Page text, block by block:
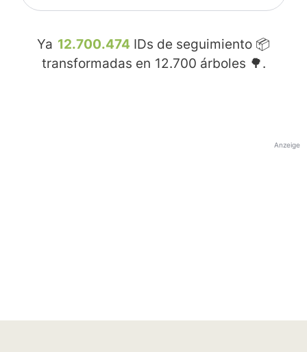
Ya 12.700.474 IDs de seguimiento 📦
transformadas en 12.700 árboles 🌳.
Anzeige